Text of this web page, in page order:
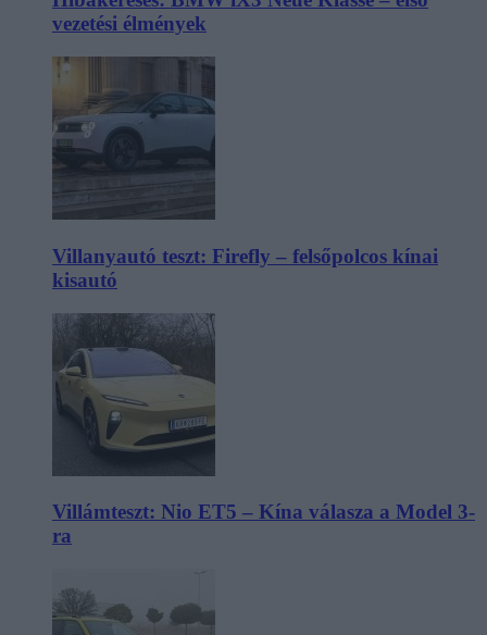
vezetési élmények
Villanyautó teszt: Firefly – felsőpolcos kínai
kisautó
Villámteszt: Nio ET5 – Kína válasza a Model 3-
ra